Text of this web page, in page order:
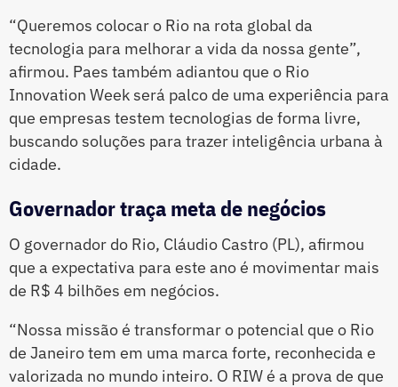
“Queremos colocar o Rio na rota global da
tecnologia para melhorar a vida da nossa gente”,
afirmou. Paes também adiantou que o Rio
Innovation Week será palco de uma experiência para
que empresas testem tecnologias de forma livre,
buscando soluções para trazer inteligência urbana à
cidade.
Governador traça meta de negócios
O governador do Rio, Cláudio Castro (PL), afirmou
que a expectativa para este ano é movimentar mais
de R$ 4 bilhões em negócios.
“Nossa missão é transformar o potencial que o Rio
de Janeiro tem em uma marca forte, reconhecida e
valorizada no mundo inteiro. O RIW é a prova de que